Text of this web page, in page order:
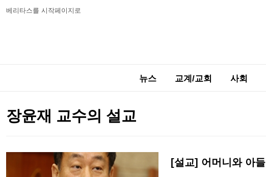
베리타스를 시작페이지로
뉴스 교계/교회 사회
장윤재 교수의 설교
[설교] 어머니와 아들